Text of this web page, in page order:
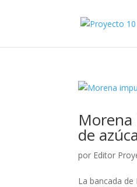
de
por Editor
La bancada